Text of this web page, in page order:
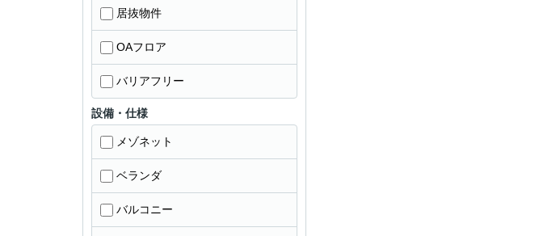
居抜物件
OAフロア
バリアフリー
設備・仕様
メゾネット
ベランダ
バルコニー